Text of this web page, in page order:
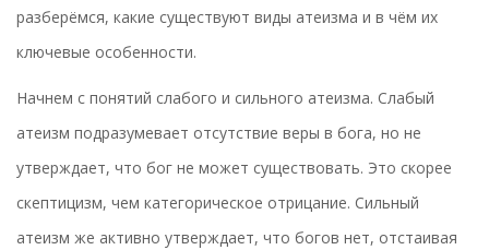
разберёмся, какие существуют виды атеизма и в чём их
ключевые особенности.
Начнем с понятий слабого и сильного атеизма. Слабый
атеизм подразумевает отсутствие веры в бога, но не
утверждает, что бог не может существовать. Это скорее
скептицизм, чем категорическое отрицание. Сильный
атеизм же активно утверждает, что богов нет, отстаивая